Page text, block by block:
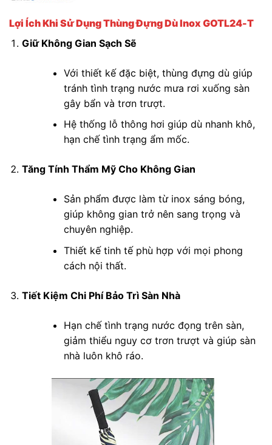
Lợi Ích Khi Sử Dụng Thùng Đựng Dù Inox GOTL24-T
Giữ Không Gian Sạch Sẽ
Với thiết kế đặc biệt, thùng đựng dù giúp
tránh tình trạng nước mưa rơi xuống sàn
gây bẩn và trơn trượt.
Hệ thống lỗ thông hơi giúp dù nhanh khô,
hạn chế tình trạng ẩm mốc.
Tăng Tính Thẩm Mỹ Cho Không Gian
Sản phẩm được làm từ inox sáng bóng,
giúp không gian trở nên sang trọng và
chuyên nghiệp.
Thiết kế tinh tế phù hợp với mọi phong
cách nội thất.
Tiết Kiệm Chi Phí Bảo Trì Sàn Nhà
Hạn chế tình trạng nước đọng trên sàn,
giảm thiểu nguy cơ trơn trượt và giúp sàn
nhà luôn khô ráo.